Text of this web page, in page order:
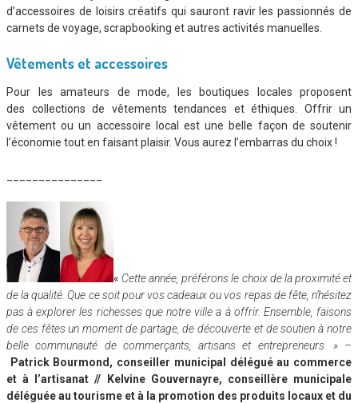
d’accessoires de loisirs créatifs qui sauront ravir les passionnés de
carnets de voyage, scrapbooking et autres activités manuelles.
Vêtements et accessoires
Pour les amateurs de mode, les boutiques locales proposent
des collections de vêtements tendances et éthiques. Offrir un
vêtement ou un accessoire local est une belle façon de soutenir
l’économie tout en faisant plaisir. Vous aurez l’embarras du choix !
« Cette année, préférons le choix de la proximité et
de la qualité. Que ce soit pour vos cadeaux ou vos repas de fête, n’hésitez
pas à explorer les richesses que notre ville a à offrir. Ensemble, faisons
de ces fêtes un moment de partage, de découverte et de soutien à notre
belle communauté de commerçants, artisans et entrepreneurs. » –
Patrick Bourmond, conseiller municipal délégué au commerce
et à l’artisanat //
Kelvine Gouvernayre, conseillère municipale
déléguée au tourisme et à la promotion des produits locaux et du